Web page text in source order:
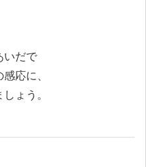
いだで
応に、
ょう。